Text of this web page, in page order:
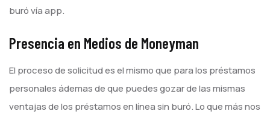
buró vía app.
Presencia en Medios de Moneyman
El proceso de solicitud es el mismo que para los préstamos
personales ádemas de que puedes gozar de las mismas
ventajas de los préstamos en línea sin buró. Lo que más nos